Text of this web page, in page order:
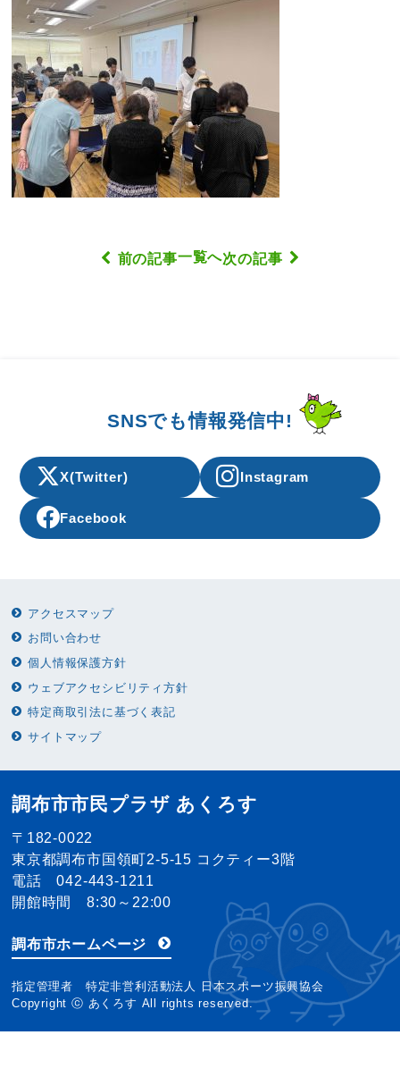
前の記事一覧へ次の記事
SNSでも情報発信中!
X(Twitter) Instagram
Facebook
アクセスマップ
お問い合わせ
個人情報保護方針
ウェブアクセシビリティ方針
特定商取引法に基づく表記
サイトマップ
調布市市民プラザ あくろす
〒182-0022
東京都調布市国領町2-5-15 コクティー3階
電話 042-443-1211
開館時間 8:30～22:00
調布市ホームページ
指定管理者 特定非営利活動法人 日本スポーツ振興協会
Copyright ⓒ あくろす All rights reserved.